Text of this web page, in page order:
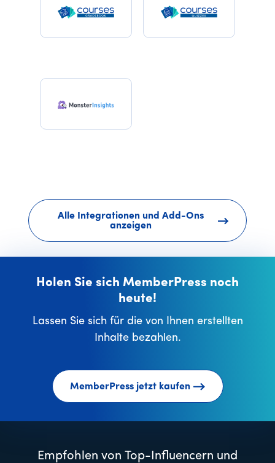
Alle Integrationen und Add-Ons
anzeigen
Holen Sie sich MemberPress noch
heute!
Lassen Sie sich für die von Ihnen erstellten
Inhalte bezahlen.
MemberPress jetzt kaufen
Empfohlen von Top-Influencern und